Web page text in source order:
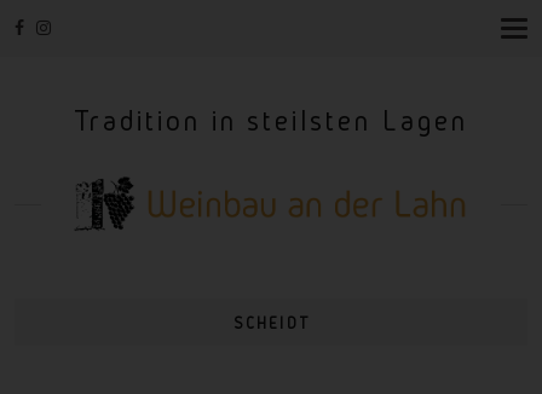
T
Tradition in steilsten Lagen
SCHEIDT